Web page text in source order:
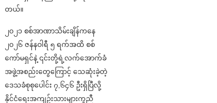
တယ်။
၂၀၂၁ စစ်အာဏာသိမ်းချိန်ကနေ
၂၀၂၆ ဇန်နဝါရီ ၅ ရက်အထိ စစ်
ကော်မရှင်နဲ့ ၎င်းတို့ရဲ့လက်အောက်ခံ
အဖွဲ့အစည်းတွေကြောင့် သေဆုံးခဲ့တဲ့
ဒေသခံစုစုပေါင်း ၇,၆၄၆ ဦးရှိပြီလို့
နိုင်ငံရေးအကျဥ်းသားများကူညီ